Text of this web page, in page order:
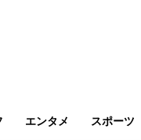
エンタメ スポーツ